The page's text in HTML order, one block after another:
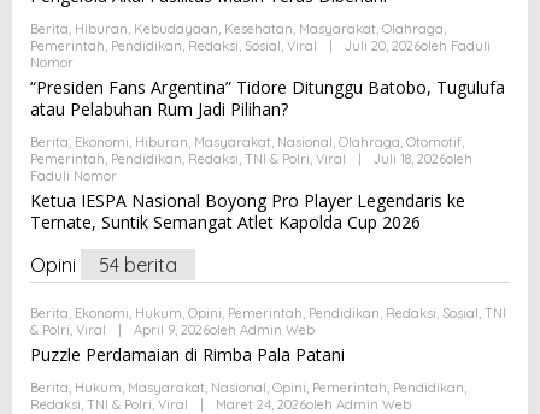
Berita, Hiburan, Kebudayaan, Kesehatan, Masyarakat, Olahraga,
Pemerintah, Pendidikan, Redaksi, Sosial, Viral Juli 20, 2026Oleh Faduli
Nomor
“Presiden Fans Argentina” Tidore Ditunggu Batobo, Tugulufa
atau Pelabuhan Rum Jadi Pilihan?
Berita, Ekonomi, Hiburan, Masyarakat, Nasional, Olahraga, Otomotif,
Pemerintah, Pendidikan, Redaksi, TNI & Polri, Viral Juli 18, 2026Oleh
Faduli Nomor
Ketua IESPA Nasional Boyong Pro Player Legendaris ke
Ternate, Suntik Semangat Atlet Kapolda Cup 2026
Opini 54 berita
Berita, Ekonomi, Hukum, Opini, Pemerintah, Pendidikan, Redaksi, Sosial, TNI
& Polri, Viral April 9, 2026Oleh Admin Web
Puzzle Perdamaian di Rimba Pala Patani
Berita, Hukum, Masyarakat, Nasional, Opini, Pemerintah, Pendidikan,
Redaksi, TNI & Polri, Viral Maret 24, 2026Oleh Admin Web